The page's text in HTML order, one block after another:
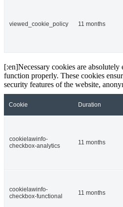
viewed_cookie_policy 11 months
[:en]Necessary cookies are absolutely
function properly. These cookies
security features of the website,
Cookie Duration
cookielawinfo-
checkbox-analytics
11 months
cookielawinfo-
checkbox-functional
11 months